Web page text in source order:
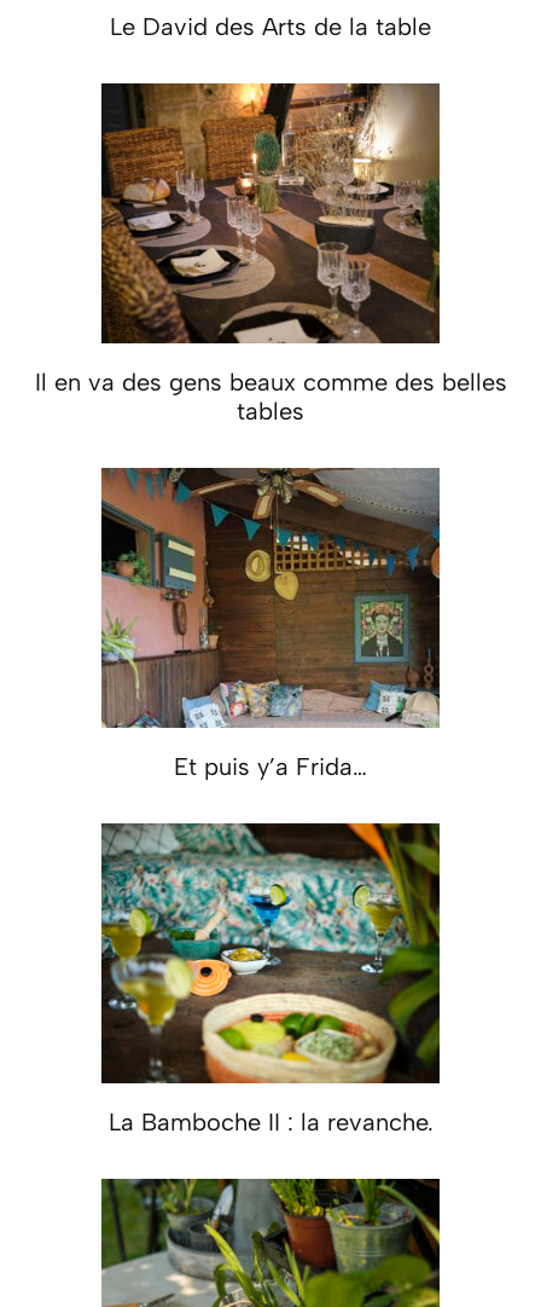
Le David des Arts de la table
Il en va des gens beaux comme des belles
tables
Et puis y’a Frida…
La Bamboche II : la revanche.